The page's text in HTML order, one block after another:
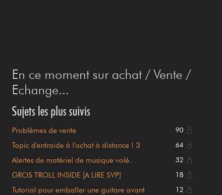
En ce moment sur achat / Vente /
Echange...
Sujets les plus suivis
Problèmes de vente 90
Topic d'entraide à l'achat à distance ! 3
64
Alertes de matériel de musique volé. 32
GROS TROLL INSIDE [A LIRE SVP] 18
Tutorial pour emballer une guitare avant
12